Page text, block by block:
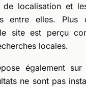
de localisation et
entre elles. Plus
site est perçu
locales.
également
ne sont pas